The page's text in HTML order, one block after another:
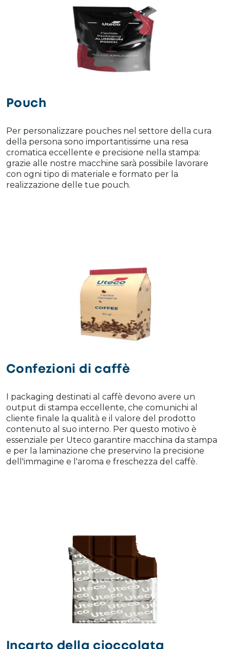
Pouch
Per personalizzare pouches nel settore della cura
della persona sono importantissime una resa
cromatica eccellente e precisione nella stampa:
grazie alle nostre macchine sarà possibile lavorare
con ogni tipo di materiale e formato per la
realizzazione delle tue pouch.
Confezioni di caffè
I packaging destinati al caffè devono avere un
output di stampa eccellente, che comunichi al
cliente finale la qualità e il valore del prodotto
contenuto al suo interno. Per questo motivo è
essenziale per Uteco garantire macchina da stampa
e per la laminazione che preservino la precisione
dell'immagine e l'aroma e freschezza del caffè.
Incarto della cioccolata